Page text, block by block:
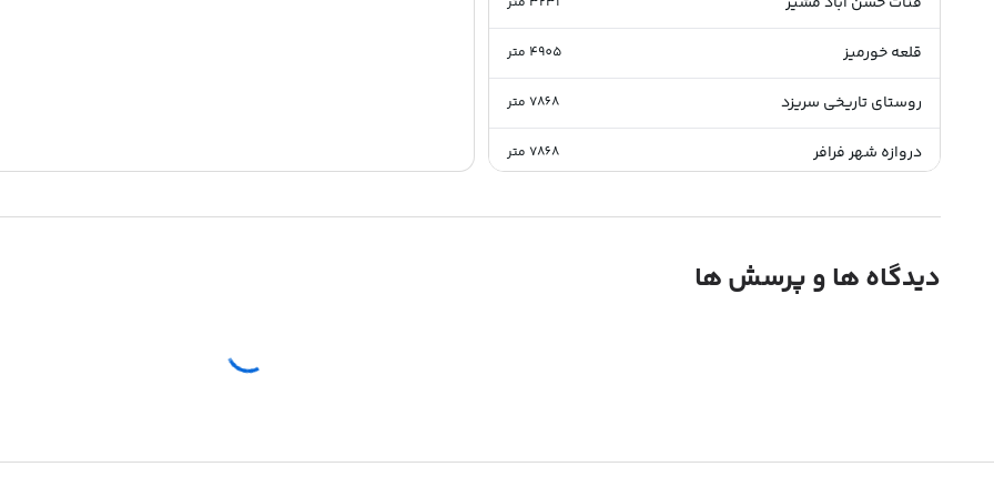
قلعه خورمیز 4905 متر
روستای تاریخی سریزد 7868 متر
دروازه شهر فرافر 7868 متر
دیدگاه ها و پرسش ها